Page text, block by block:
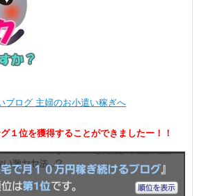
１位を獲得することができましたー！！